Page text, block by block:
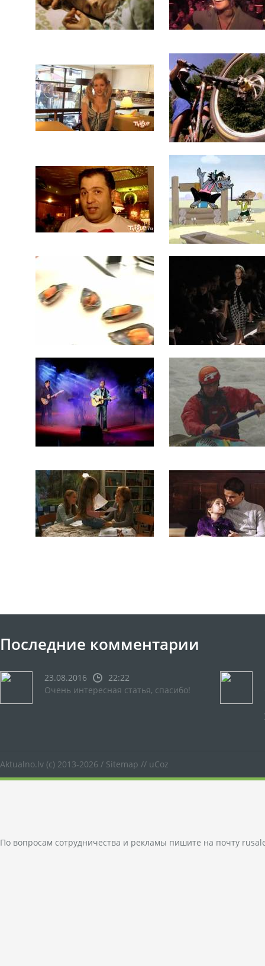
Последние комментарии
23.08.2016
22:22
Очень интересная статья, спасибо!
Aktualno.lv (c) 2013-2026 / Sitemap // uCoz
По вопросам сотрудничества и рекламы пишите на почту